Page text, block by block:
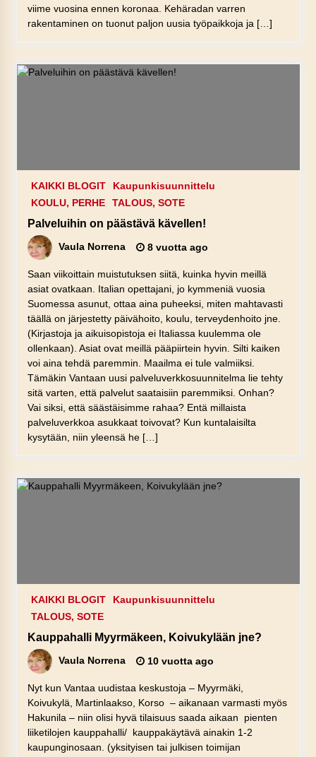
viime vuosina ennen koronaa. Kehäradan varren
rakentaminen on tuonut paljon uusia työpaikkoja ja […]
KAIKKI BLOGIT
Kaupunkisuunnittelu
KOULU, PERHE
TALOUS, SOTE
Palveluihin on päästävä kävellen!
Vaula Norrena 8 vuotta ago
Saan viikoittain muistutuksen siitä, kuinka hyvin meillä
asiat ovatkaan. Italian opettajani, jo kymmeniä vuosia
Suomessa asunut, ottaa aina puheeksi, miten mahtavasti
täällä on järjestetty päivähoito, koulu, terveydenhoito jne.
(Kirjastoja ja aikuisopistoja ei Italiassa kuulemma ole
ollenkaan). Asiat ovat meillä pääpiirtein hyvin. Silti kaiken
voi aina tehdä paremmin. Maailma ei tule valmiiksi.
Tämäkin Vantaan uusi palveluverkkosuunnitelma lie tehty
sitä varten, että palvelut saataisiin paremmiksi. Onhan?
Vai siksi, että säästäisimme rahaa? Entä millaista
palveluverkkoa asukkaat toivovat? Kun kuntalaisilta
kysytään, niin yleensä he […]
KAIKKI BLOGIT
Kaupunkisuunnittelu
TALOUS, SOTE
Kauppahalli Myyrmäkeen, Koivukylään jne?
Vaula Norrena 10 vuotta ago
Nyt kun Vantaa uudistaa keskustoja – Myyrmäki,
Koivukylä, Martinlaakso, Korso – aikanaan varmasti myös
Hakunila – niin olisi hyvä tilaisuus saada aikaan pienten
liiketilojen kauppahalli/ kauppakäytävä ainakin 1-2
kaupunginosaan. (yksityisen tai julkisen toimijan